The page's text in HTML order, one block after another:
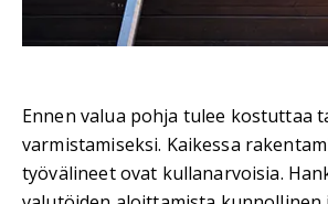
Ennen valua pohja tulee kostuttaa
varmistamiseksi. Kaikessa
työvälineet ovat kullanarvoisia.